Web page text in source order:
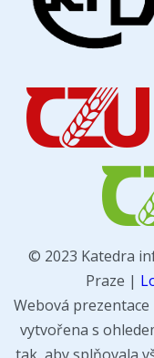
© 2023 Katedra
Praze |
Webová
vytvořena s